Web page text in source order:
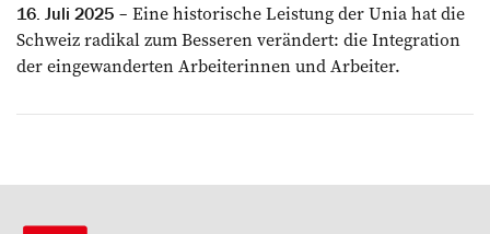
16. Juli 2025
Eine historische Leistung der Unia hat die
Schweiz radikal zum Besseren ­verändert: ­die ­Integration
der eingewanderten ­Arbeiterinnen und Arbeiter.